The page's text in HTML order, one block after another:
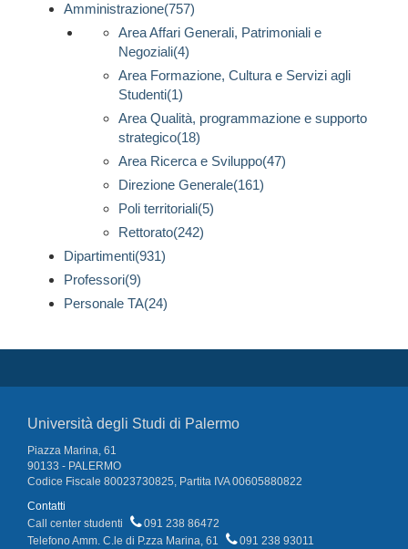
Amministrazione(757)
Area Affari Generali, Patrimoniali e
Negoziali(4)
Area Formazione, Cultura e Servizi agli
Studenti(1)
Area Qualità, programmazione e supporto
strategico(18)
Area Ricerca e Sviluppo(47)
Direzione Generale(161)
Poli territoriali(5)
Rettorato(242)
Dipartimenti(931)
Professori(9)
Personale TA(24)
Università degli Studi di Palermo
Piazza Marina, 61
90133 - PALERMO
Codice Fiscale 80023730825, Partita IVA 00605880822
Contatti
Call center studenti
091 238 86472
Telefono Amm. C.le di P.zza Marina, 61
091 238 93011